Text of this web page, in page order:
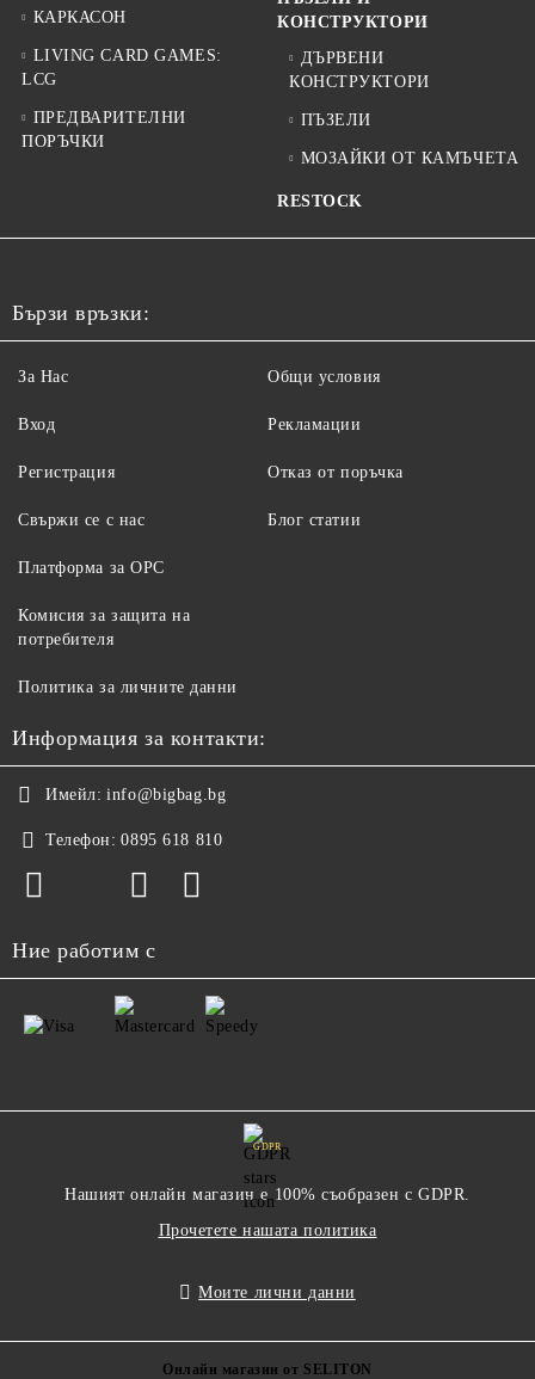
КАРКАСОН
LIVING CARD GAMES:
LCG
ПРЕДВАРИТЕЛНИ
ПОРЪЧКИ
КОНСТРУКТОРИ
ДЪРВЕНИ
КОНСТРУКТОРИ
ПЪЗЕЛИ
МОЗАЙКИ ОТ КАМЪЧЕТА
RESTOCK
Бързи връзки:
За Нас
Вход
Регистрация
Свържи се с нас
Общи условия
Рекламации
Отказ от поръчка
Блог статии
Платформа за ОРС
Комисия за защита на
потребителя
Политика за личните данни
Информация за контакти:
Имейл: info@bigbag.bg
Телефон: 0895 618 810
Ние работим с
GDPR
Нашият онлайн магазин е 100% съобразен с GDPR.
Прочетете нашата политика
Моите лични данни
Онлайн магазин от SELITON